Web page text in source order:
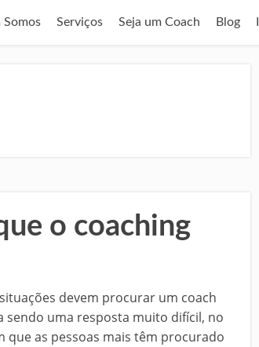
Somos Serviços Seja um Coach Blog
o coaching
devem procurar um coach
sendo uma resposta muito difícil, no
que as pessoas mais têm procurado